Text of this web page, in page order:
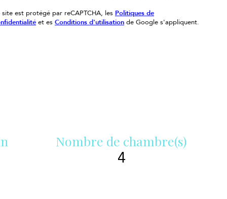
site est protégé par reCAPTCHA, les Politiques de
et es Conditions d'utilisation de Google s'appliquent.
Nombre de chambre(s)
4